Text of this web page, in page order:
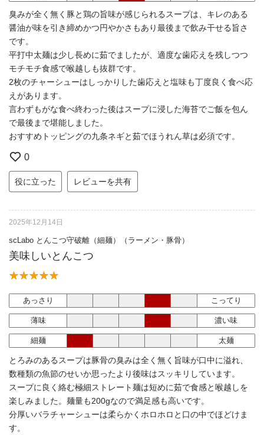
臭みが全く無く豚と鶏の旨味が感じられるスープは、キレのある
醤油が味を引き締めかつ円やかさもあり最後まで飲み干せる旨さ
です。
平打中太麺は少し長めに茹でましたが、適度な歯応えを残しつつ
モチモチ食感で喉越しも抜群です。
2枚のチャーシューはしっかりした歯応えと塩味も丁度良く食べ応
えがあります。
言わずもがな食べ終わった後はスープに浸した海苔でご飯を包ん
で最後まで堪能しました。
おすすめトッピングの九条ネギと茹でほうれん草は必須です。
0
役に立った レビューを共有
2025年12月14日
scLabo とんこつ守破離（細麺）（ラーメン・豚骨）
美味しいとんこつ
あっさり こってり
薄味 濃い味
細麺 太麺
とろみのあるスープは豚骨の臭みは全く無く旨味が口中に溢れ、
数種類の魚節のせいか思ったより後味はスッキリしています。
スープに良く絡む極細ストレート麺は短めに茹で食感と喉越しを
楽しみました。麺量も200gなので満足感も高いです。
分厚いバラチャーシューは柔らかくホロホロと口の中でほどけま
す。